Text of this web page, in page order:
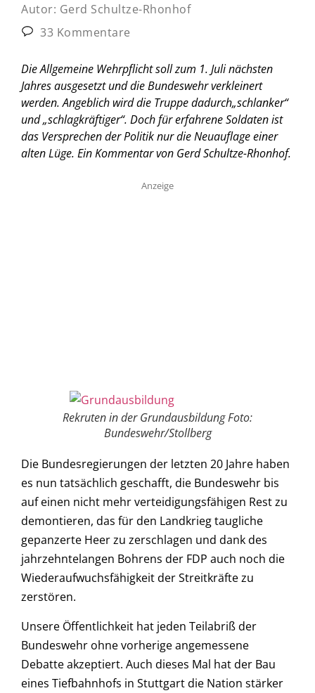
Autor: Gerd Schultze-Rhonhof
33 Kommentare
Die Allgemeine Wehrpflicht soll zum 1. Juli nächsten
Jahres ausgesetzt und die Bundeswehr verkleinert
werden. Angeblich wird die Truppe dadurch„schlanker“
und „schlagkräftiger“. Doch für erfahrene Soldaten ist
das Versprechen der Politik nur die Neuauflage einer
alten Lüge. Ein Kommentar von Gerd Schultze-Rhonhof.
Anzeige
Rekruten in der Grundausbildung Foto:
Bundeswehr/Stollberg
Die Bundesregierungen der letzten 20 Jahre haben
es nun tatsächlich geschafft, die Bundeswehr bis
auf einen nicht mehr verteidigungsfähigen Rest zu
demontieren, das für den Landkrieg taugliche
gepanzerte Heer zu zerschlagen und dank des
jahrzehntelangen Bohrens der FDP auch noch die
Wiederaufwuchsfähigkeit der Streitkräfte zu
zerstören.
Unsere Öffentlichkeit hat jeden Teilabriß der
Bundeswehr ohne vorherige angemessene
Debatte akzeptiert. Auch dieses Mal hat der Bau
eines Tiefbahnhofs in Stuttgart die Nation stärker